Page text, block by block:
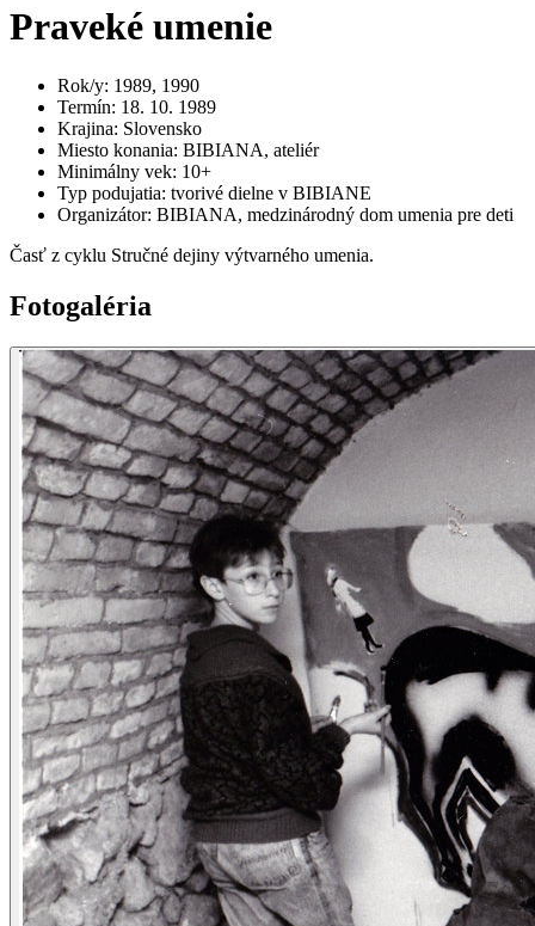
Praveké umenie
Rok/y: 1989, 1990
Termín: 18. 10. 1989
Krajina: Slovensko
Miesto konania: BIBIANA, ateliér
Minimálny vek: 10+
Typ podujatia: tvorivé dielne v BIBIANE
Organizátor: BIBIANA, medzinárodný dom umenia pre deti
Časť z cyklu Stručné dejiny výtvarného umenia.
Fotogaléria